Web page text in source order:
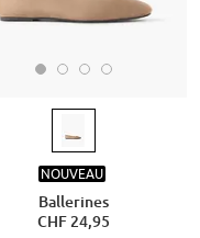
NOUVEAU
Ballerines
CHF 24,95